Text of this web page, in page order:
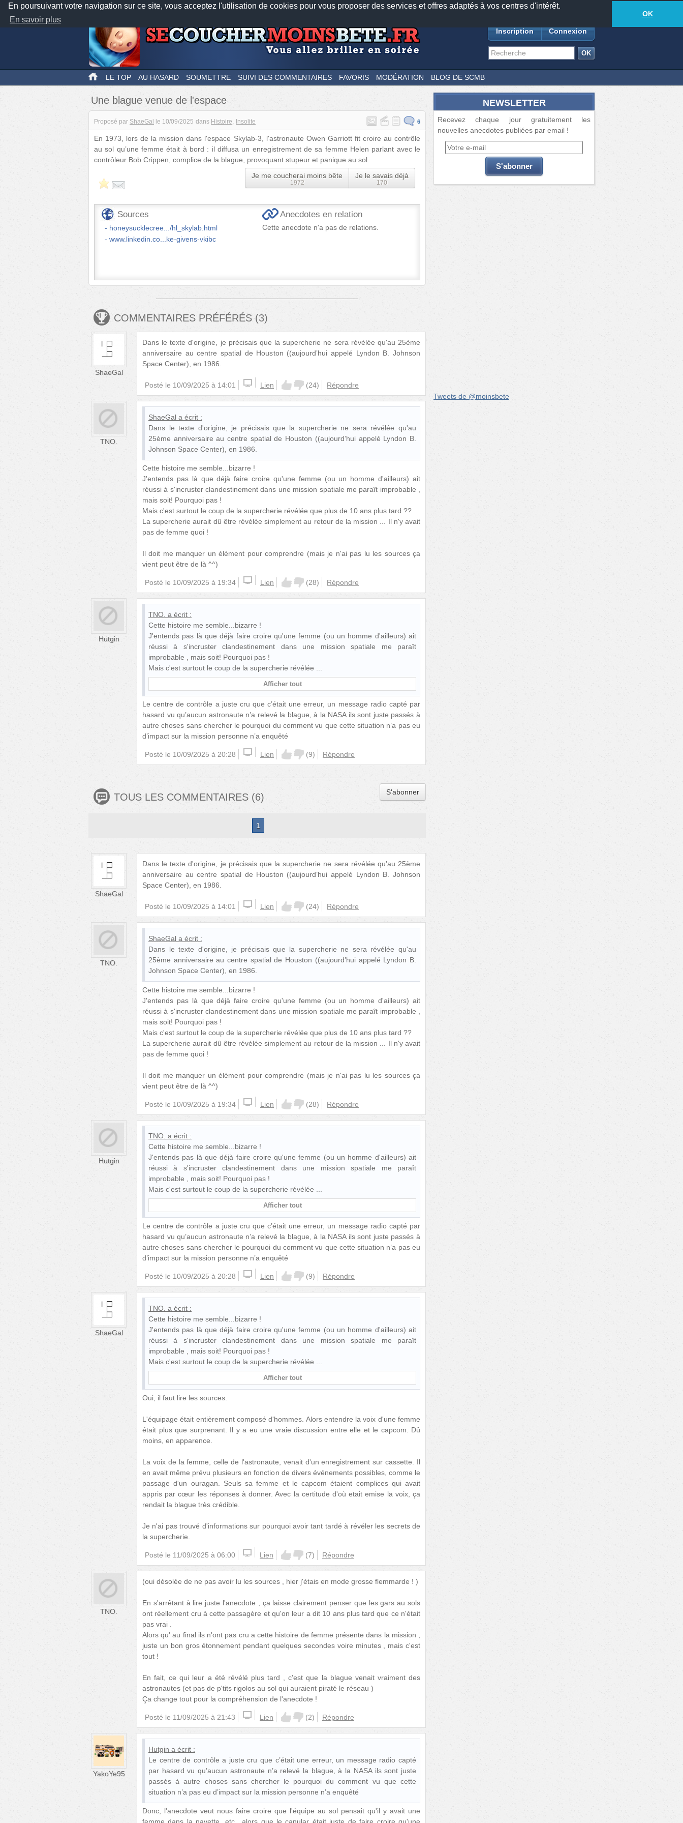
En poursuivant votre navigation sur ce site, vous acceptez l'utilisation de cookies pour vous proposer des services et offres adaptés à vos centres d'intérêt.
En savoir plus
OK
Nos applications mobiles Newsletter Facebook
TwitterFeeds18885anecdotes-522lecteurs connectés
Inscription Connexion
LE TOP AU HASARD SOUMETTRE SUIVI DES COMMENTAIRES FAVORIS MODÉRATION BLOG DE SCMB
Une blague venue de l'espace
Proposé par ShaeGal le 10/09/2025 dans Histoire Insolite 6
En 1973, lors de la mission dans l'espace Skylab-3, l'astronaute Owen Garriott fit croire au contrôle
au sol qu’une femme était à bord : il diffusa un enregistrement de sa femme Helen parlant avec le
contrôleur Bob Crippen, complice de la blague, provoquant stupeur et panique au sol.
Je me coucherai moins bête
1972
Je le savais déjà
170
Sources
honeysucklecree.../hl_skylab.html
www.linkedin.co...ke-givens-vkibc
Anecdotes en relation
Cette anecdote n'a pas de relations.
COMMENTAIRES PRÉFÉRÉS (3)
ShaeGal
Dans le texte d'origine, je précisais que la supercherie ne sera révélée qu'au 25ème
anniversaire au centre spatial de Houston ((aujourd’hui appelé Lyndon B. Johnson
Space Center), en 1986.
Posté le 10/09/2025 à 14:01 Lien (24) Répondre
TNO.
ShaeGal a écrit :
Dans le texte d'origine, je précisais que la supercherie ne sera révélée qu'au
25ème anniversaire au centre spatial de Houston ((aujourd’hui appelé Lyndon B.
Johnson Space Center), en 1986.
Cette histoire me semble...bizarre !
J'entends pas là que déjà faire croire qu'une femme (ou un homme d'ailleurs) ait
réussi à s'incruster clandestinement dans une mission spatiale me paraît improbable ,
mais soit! Pourquoi pas !
Mais c'est surtout le coup de la supercherie révélée que plus de 10 ans plus tard ??
La supercherie aurait dû être révélée simplement au retour de la mission ... Il n'y avait
pas de femme quoi !
Il doit me manquer un élément pour comprendre (mais je n'ai pas lu les sources ça
vient peut être de là ^^)
Posté le 10/09/2025 à 19:34 Lien (28) Répondre
Hutgin
TNO. a écrit :
Cette histoire me semble...bizarre !
J'entends pas là que déjà faire croire qu'une femme (ou un homme d'ailleurs) ait
réussi à s'incruster clandestinement dans une mission spatiale me paraît
improbable , mais soit! Pourquoi pas !
Mais c'est surtout le coup de la supercherie révélée
Afficher tout
Le centre de contrôle a juste cru que c’était une erreur, un message radio capté par
hasard vu qu’aucun astronaute n’a relevé la blague, à la NASA ils sont juste passés à
autre choses sans chercher le pourquoi du comment vu que cette situation n’a pas eu
d’impact sur la mission personne n’a enquêté
Posté le 10/09/2025 à 20:28 Lien (9) Répondre
TOUS LES COMMENTAIRES (6) S'abonner
1
ShaeGal
Dans le texte d'origine, je précisais que la supercherie ne sera révélée qu'au 25ème
anniversaire au centre spatial de Houston ((aujourd’hui appelé Lyndon B. Johnson
Space Center), en 1986.
Posté le 10/09/2025 à 14:01 Lien (24) Répondre
TNO.
ShaeGal a écrit :
Dans le texte d'origine, je précisais que la supercherie ne sera révélée qu'au
25ème anniversaire au centre spatial de Houston ((aujourd’hui appelé Lyndon B.
Johnson Space Center), en 1986.
Cette histoire me semble...bizarre !
J'entends pas là que déjà faire croire qu'une femme (ou un homme d'ailleurs) ait
réussi à s'incruster clandestinement dans une mission spatiale me paraît improbable ,
mais soit! Pourquoi pas !
Mais c'est surtout le coup de la supercherie révélée que plus de 10 ans plus tard ??
La supercherie aurait dû être révélée simplement au retour de la mission ... Il n'y avait
pas de femme quoi !
Il doit me manquer un élément pour comprendre (mais je n'ai pas lu les sources ça
vient peut être de là ^^)
Posté le 10/09/2025 à 19:34 Lien (28) Répondre
Hutgin
TNO. a écrit :
Cette histoire me semble...bizarre !
J'entends pas là que déjà faire croire qu'une femme (ou un homme d'ailleurs) ait
réussi à s'incruster clandestinement dans une mission spatiale me paraît
improbable , mais soit! Pourquoi pas !
Mais c'est surtout le coup de la supercherie révélée
Afficher tout
Le centre de contrôle a juste cru que c’était une erreur, un message radio capté par
hasard vu qu’aucun astronaute n’a relevé la blague, à la NASA ils sont juste passés à
autre choses sans chercher le pourquoi du comment vu que cette situation n’a pas eu
d’impact sur la mission personne n’a enquêté
Posté le 10/09/2025 à 20:28 Lien (9) Répondre
ShaeGal
TNO. a écrit :
Cette histoire me semble...bizarre !
J'entends pas là que déjà faire croire qu'une femme (ou un homme d'ailleurs) ait
réussi à s'incruster clandestinement dans une mission spatiale me paraît
improbable , mais soit! Pourquoi pas !
Mais c'est surtout le coup de la supercherie révélée
Afficher tout
Oui, il faut lire les sources.
L'équipage était entièrement composé d'hommes. Alors entendre la voix d'une femme
était plus que surprenant. Il y a eu une vraie discussion entre elle et le capcom. Dû
moins, en apparence.
La voix de la femme, celle de l'astronaute, venait d'un enregistrement sur cassette. Il
en avait même prévu plusieurs en fonction de divers événements possibles, comme le
passage d'un ouragan. Seuls sa femme et le capcom étaient complices qui avait
appris par cœur les réponses à donner. Avec la certitude d'où etait emise la voix, ça
rendait la blague très crédible.
Je n'ai pas trouvé d'informations sur pourquoi avoir tant tardé à révéler les secrets de
la supercherie.
Posté le 11/09/2025 à 06:00 Lien (7) Répondre
TNO.
(oui désolée de ne pas avoir lu les sources , hier j'étais en mode grosse flemmarde ! )
En s'arrêtant à lire juste l'anecdote , ça laisse clairement penser que les gars au sols
ont réellement cru à cette passagère et qu'on leur a dit 10 ans plus tard que ce n'était
pas vrai .
Alors qu' au final ils n'ont pas cru a cette histoire de femme présente dans la mission ,
juste un bon gros étonnement pendant quelques secondes voire minutes , mais c'est
tout !
En fait, ce qui leur a été révélé plus tard , c'est que la blague venait vraiment des
astronautes (et pas de p'tits rigolos au sol qui auraient piraté le réseau )
Ça change tout pour la compréhension de l'anecdote !
Posté le 11/09/2025 à 21:43 Lien (2) Répondre
YakoYe95
Hutgin a écrit :
Le centre de contrôle a juste cru que c’était une erreur, un message radio capté
par hasard vu qu’aucun astronaute n’a relevé la blague, à la NASA ils sont juste
passés à autre choses sans chercher le pourquoi du comment vu que cette
situation n’a pas eu d’impact sur la mission personne n’a enquêté
Donc, l'anecdote veut nous faire croire que l'équipe au sol pensait qu'il y avait une
NEWSLETTER
Recevez chaque jour gratuitement les
nouvelles anecdotes publiées par email !
Tweets de @moinsbete